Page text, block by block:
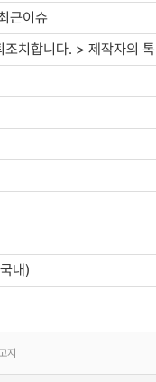
근이슈
조치합니다. > 제작자의 톡
내)
지